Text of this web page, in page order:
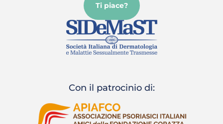
Ti piace?
Con il patrocinio di: